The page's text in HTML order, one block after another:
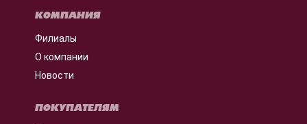
КОМПАНИЯ
Филиалы
О компании
Новости
ПОКУПАТЕЛЯМ